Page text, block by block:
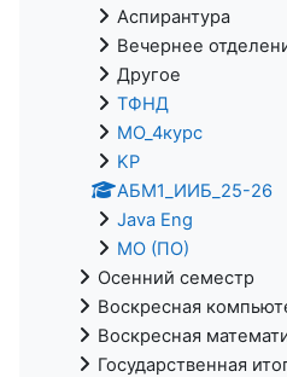
Аспирантура
Вечернее
Другое
ТФНД
МО_4курс
KP
АБМ1_ИИБ_25-26
Java Eng
МО (ПО)
Осенний семестр
Воскресная
Воскресная
Государственная